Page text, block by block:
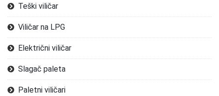
Teški viličar
Viličar na LPG
Električni viličar
Slagač paleta
Paletni viličari